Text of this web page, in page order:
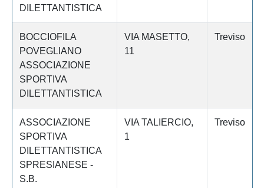
DILETTANTISTICA
BOCCIOFILA
POVEGLIANO
ASSOCIAZIONE
SPORTIVA
DILETTANTISTICA
VIA MASETTO,
11
Treviso
ASSOCIAZIONE
SPORTIVA
DILETTANTISTICA
SPRESIANESE -
S.B.
VIA TALIERCIO,
1
Treviso